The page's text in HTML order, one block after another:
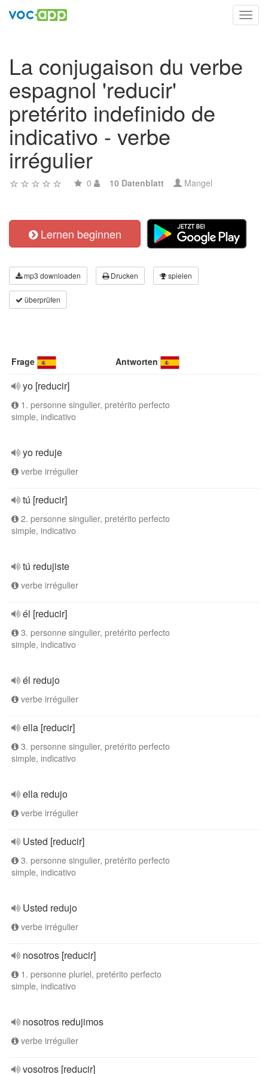
La conjugaison du verbe
espagnol 'reducir'
pretérito indefinido de
indicativo - verbe
irrégulier
0 10 Datenblatt Mangel
Lernen beginnen
mp3 downloaden Drucken spielen
überprüfen
Frage Antworten
yo [reducir]
1. personne singulier, pretérito perfecto
simple, indicativo
yo reduje
verbe irrégulier
tú [reducir]
2. personne singulier, pretérito perfecto
simple, indicativo
tú redujiste
verbe irrégulier
él [reducir]
3. personne singulier, pretérito perfecto
simple, indicativo
él redujo
verbe irrégulier
ella [reducir]
3. personne singulier, pretérito perfecto
simple, indicativo
ella redujo
verbe irrégulier
Usted [reducir]
3. personne singulier, pretérito perfecto
simple, indicativo
Usted redujo
verbe irrégulier
nosotros [reducir]
1. personne pluriel, pretérito perfecto
simple, indicativo
nosotros redujimos
verbe irrégulier
vosotros [reducir]